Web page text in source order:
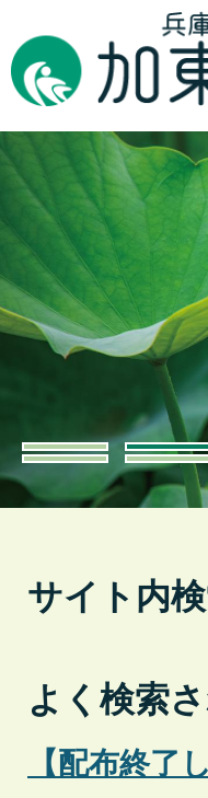
2
枚
目
の
ラ
イ
3
枚
目
の
ラ
イ
サイト内
よく検索
【配布終了